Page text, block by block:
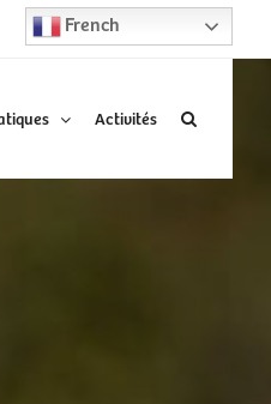
French
Activités